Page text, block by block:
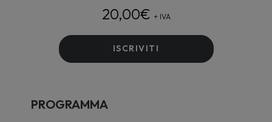
20,00€ + IVA
ISCRIVITI
PROGRAMMA